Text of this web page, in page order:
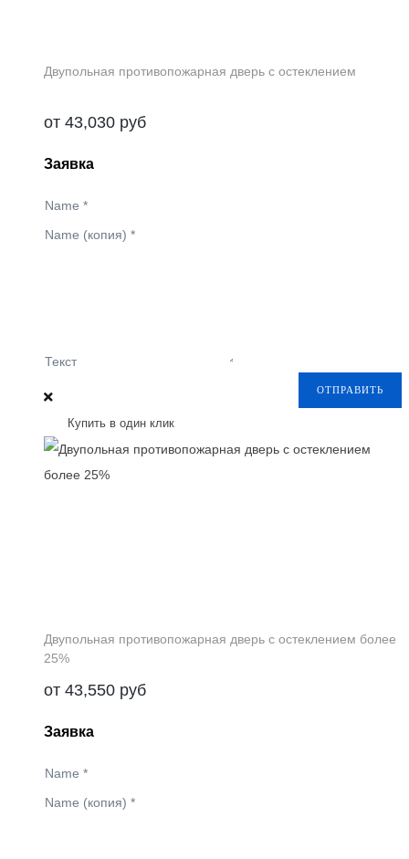
Двупольная противопожарная дверь с остеклением
от 43,030 руб
Заявка
Name *
Name (копия) *
Текст
ОТПРАВИТЬ
Купить в один клик
Двупольная противопожарная дверь с остеклением более
25%
от 43,550 руб
Заявка
Name *
Name (копия) *